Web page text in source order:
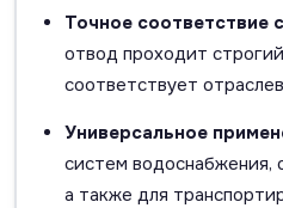
Точное соответствие
отвод проходит
соответствует
Универсальное
систем водоснабжения,
а также для